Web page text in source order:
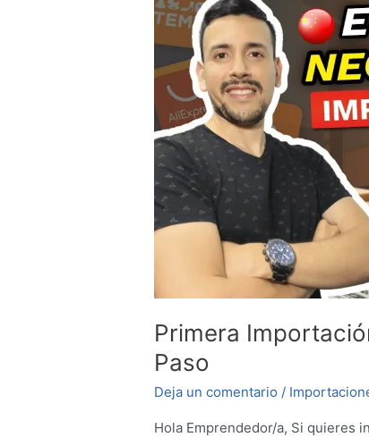
Primera
Paso
Deja un comentario /
Hola Emprendedor/a, Si quieres
Importación
con
Poco
Capital:
Guía
Paso
a
Paso